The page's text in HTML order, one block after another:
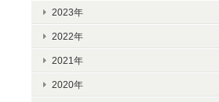
2023年
2022年
2021年
2020年